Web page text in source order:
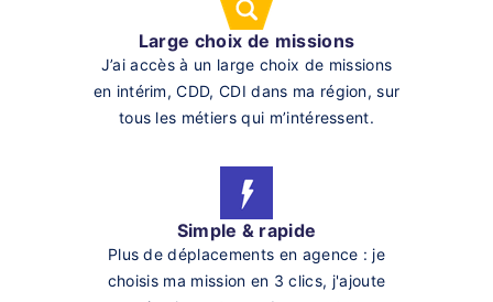
Large choix de missions
J’ai accès à un large choix de missions
en intérim, CDD, CDI dans ma région, sur
tous les métiers qui m’intéressent.
Simple & rapide
Plus de déplacements en agence : je
choisis ma mission en 3 clics, j'ajoute